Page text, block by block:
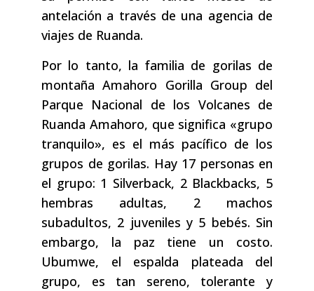
antelación a través de una agencia de
viajes de Ruanda.
Por lo tanto, la familia de gorilas de
montaña Amahoro Gorilla Group del
Parque Nacional de los Volcanes de
Ruanda Amahoro, que significa «grupo
tranquilo», es el más pacífico de los
grupos de gorilas. Hay 17 personas en
el grupo: 1 Silverback, 2 Blackbacks, 5
hembras adultas, 2 machos
subadultos, 2 juveniles y 5 bebés. Sin
embargo, la paz tiene un costo.
Ubumwe, el espalda plateada del
grupo, es tan sereno, tolerante y